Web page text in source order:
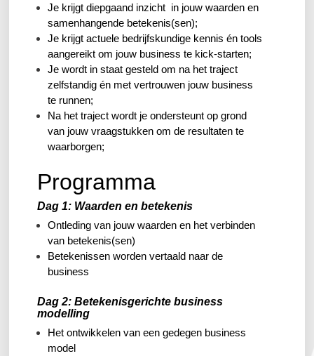
Je krijgt diepgaand inzicht in jouw waarden en
samenhangende betekenis(sen);
Je krijgt actuele bedrijfskundige kennis én tools
aangereikt om jouw business te kick-starten;
Je wordt in staat gesteld om na het traject
zelfstandig én met vertrouwen jouw business
te runnen;
Na het traject wordt je ondersteunt op grond
van jouw vraagstukken om de resultaten te
waarborgen;
Programma
Dag 1: Waarden en betekenis
Ontleding van jouw waarden en het verbinden
van betekenis(sen)
Betekenissen worden vertaald naar de
business
Dag 2: Betekenisgerichte business
modelling
Het ontwikkelen van een gedegen business
model